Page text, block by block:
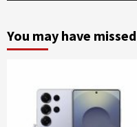
You may have missed